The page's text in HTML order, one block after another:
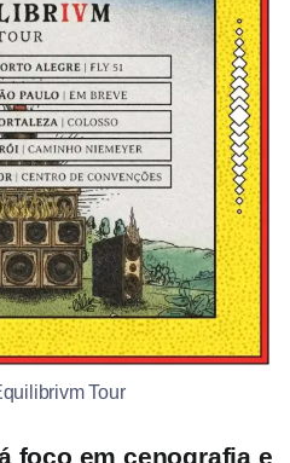
Tour
foco em cenografia e